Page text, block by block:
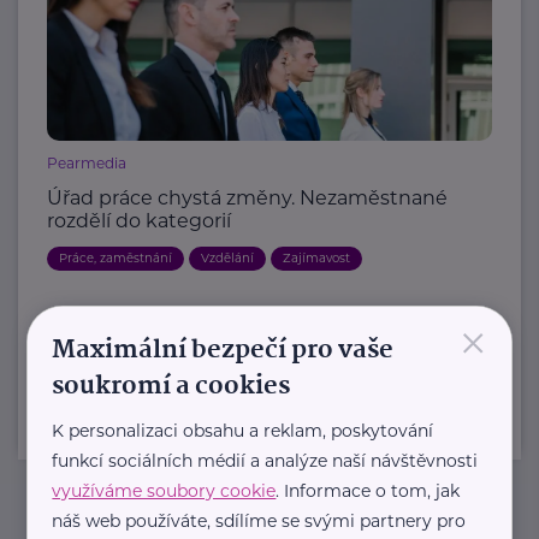
Pearmedia
Úřad práce chystá změny. Nezaměstnané
rozdělí do kategorií
Práce, zaměstnání Vzdělání Zajímavost
Další články ×
Maximální bezpečí pro vaše
soukromí a cookies
K personalizaci obsahu a reklam, poskytování
funkcí sociálních médií a analýze naší návštěvnosti
využíváme soubory cookie. Informace o tom, jak
náš web používáte, sdílíme se svými partnery pro